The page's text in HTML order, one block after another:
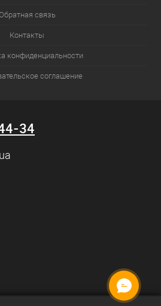
Обратная связь
Контакты
конфиденциальности
соглашение
34